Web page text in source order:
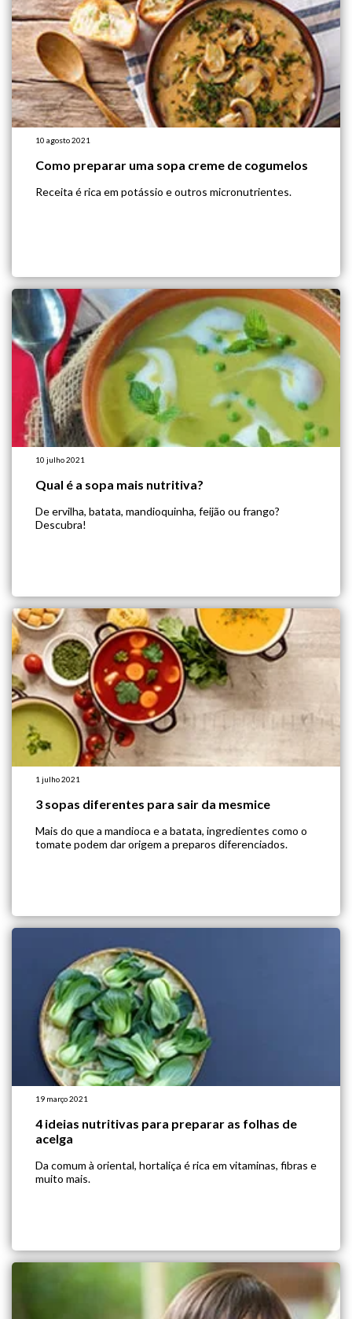
10 agosto 2021
Como preparar uma sopa creme de cogumelos
Receita é rica em potássio e outros micronutrientes.
10 julho 2021
Qual é a sopa mais nutritiva?
De ervilha, batata, mandioquinha, feijão ou frango?
Descubra!
1 julho 2021
3 sopas diferentes para sair da mesmice
Mais do que a mandioca e a batata, ingredientes como o
tomate podem dar origem a preparos diferenciados.
19 março 2021
4 ideias nutritivas para preparar as folhas de
acelga
Da comum à oriental, hortaliça é rica em vitaminas, fibras e
muito mais.